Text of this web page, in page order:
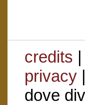
credits |
privacy|
dove